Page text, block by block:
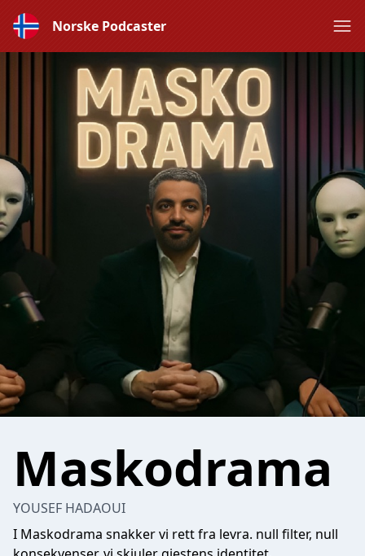
Norske Podcaster
Maskodrama
YOUSEF HADAOUI
I Maskodrama snakker vi rett fra levra. null filter, null